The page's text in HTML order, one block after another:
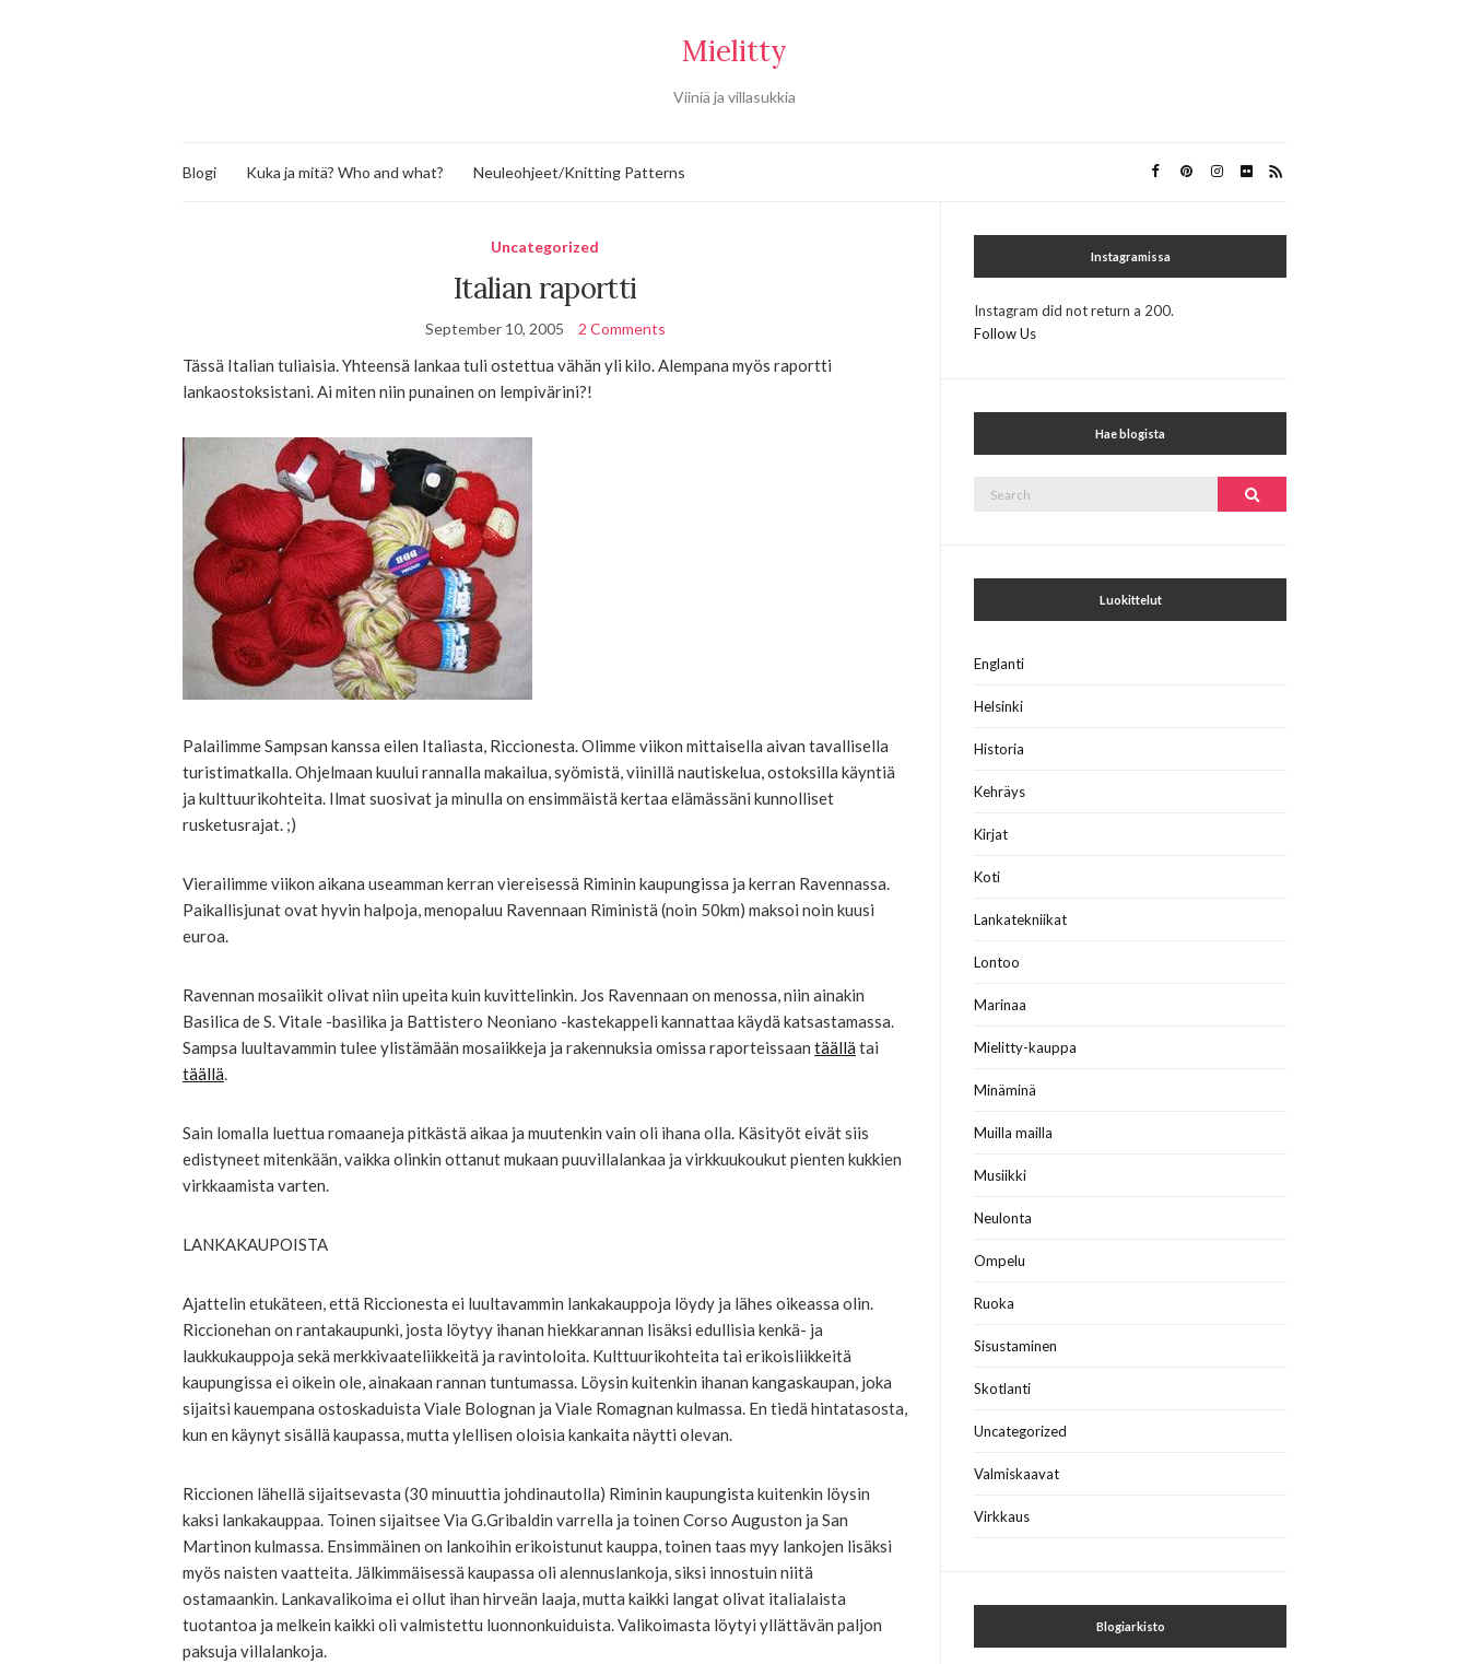
Mielitty
Viiniä ja villasukkia
Blogi Kuka ja mitä? Who and what? Neuleohjeet/Knitting Patterns
Uncategorized
Italian raportti
September 10, 2005 2 Comments
Tässä Italian tuliaisia. Yhteensä lankaa tuli ostettua vähän yli kilo. Alempana myös raportti
lankaostoksistani. Ai miten niin punainen on lempivärini?!
Palailimme Sampsan kanssa eilen Italiasta, Riccionesta. Olimme viikon mittaisella aivan tavallisella
turistimatkalla. Ohjelmaan kuului rannalla makailua, syömistä, viinillä nautiskelua, ostoksilla käyntiä
ja kulttuurikohteita. Ilmat suosivat ja minulla on ensimmäistä kertaa elämässäni kunnolliset
rusketusrajat. ;)
Vierailimme viikon aikana useamman kerran viereisessä Riminin kaupungissa ja kerran Ravennassa.
Paikallisjunat ovat hyvin halpoja, menopaluu Ravennaan Riministä (noin 50km) maksoi noin kuusi
euroa.
Ravennan mosaiikit olivat niin upeita kuin kuvittelinkin. Jos Ravennaan on menossa, niin ainakin
Basilica de S. Vitale -basilika ja Battistero Neoniano -kastekappeli kannattaa käydä katsastamassa.
Sampsa luultavammin tulee ylistämään mosaiikkeja ja rakennuksia omissa raporteissaan täällä tai
täällä.
Sain lomalla luettua romaaneja pitkästä aikaa ja muutenkin vain oli ihana olla. Käsityöt eivät siis
edistyneet mitenkään, vaikka olinkin ottanut mukaan puuvillalankaa ja virkkuukoukut pienten kukkien
virkkaamista varten.
LANKAKAUPOISTA
Ajattelin etukäteen, että Riccionesta ei luultavammin lankakauppoja löydy ja lähes oikeassa olin.
Riccionehan on rantakaupunki, josta löytyy ihanan hiekkarannan lisäksi edullisia kenkä- ja
laukkukauppoja sekä merkkivaateliikkeitä ja ravintoloita. Kulttuurikohteita tai erikoisliikkeitä
kaupungissa ei oikein ole, ainakaan rannan tuntumassa. Löysin kuitenkin ihanan kangaskaupan, joka
sijaitsi kauempana ostoskaduista Viale Bolognan ja Viale Romagnan kulmassa. En tiedä hintatasosta,
kun en käynyt sisällä kaupassa, mutta ylellisen oloisia kankaita näytti olevan.
Riccionen lähellä sijaitsevasta (30 minuuttia johdinautolla) Riminin kaupungista kuitenkin löysin
kaksi lankakauppaa. Toinen sijaitsee Via G.Gribaldin varrella ja toinen Corso Auguston ja San
Martinon kulmassa. Ensimmäinen on lankoihin erikoistunut kauppa, toinen taas myy lankojen lisäksi
myös naisten vaatteita. Jälkimmäisessä kaupassa oli alennuslankoja, siksi innostuin niitä
ostamaankin. Lankavalikoima ei ollut ihan hirveän laaja, mutta kaikki langat olivat italialaista
tuotantoa ja melkein kaikki oli valmistettu luonnonkuiduista. Valikoimasta löytyi yllättävän paljon
paksuja villalankoja.
Instagramissa
Instagram did not return a 200.
Follow Us
Hae blogista
Search
Luokittelut
Englanti
Helsinki
Historia
Kehräys
Kirjat
Koti
Lankatekniikat
Lontoo
Marinaa
Mielitty-kauppa
Minäminä
Muilla mailla
Musiikki
Neulonta
Ompelu
Ruoka
Sisustaminen
Skotlanti
Uncategorized
Valmiskaavat
Virkkaus
Blogiarkisto